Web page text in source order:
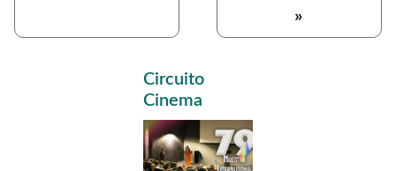
»
Primary
Sidebar
Circuito
Cinema